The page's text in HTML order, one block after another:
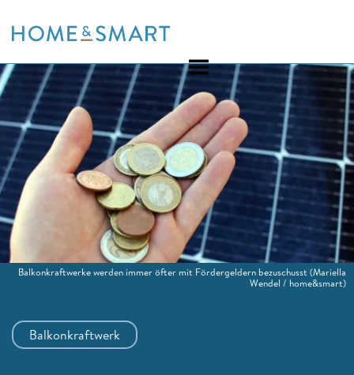
to
Balkonkraftwerk
Balkonkraftwerke werden immer öfter mit Fördergeldern bezuschusst (Mariella
Wendel / home&smart)